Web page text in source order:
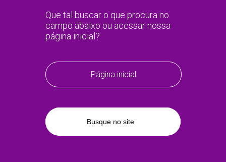
Que tal buscar o que procura no
campo abaixo ou acessar nossa
página inicial?
Página inicial